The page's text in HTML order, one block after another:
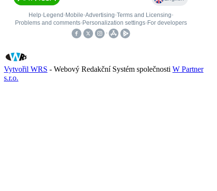
Vytvořil WRS - Webový Redakční Systém společnosti W Partner
s.r.o.